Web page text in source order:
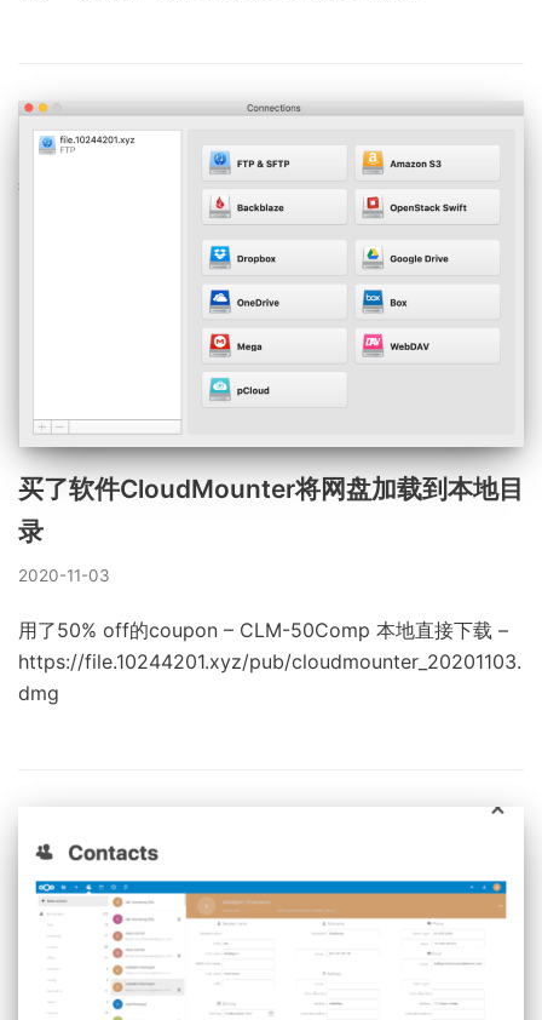
买了软件CloudMounter将网盘加载到本地目
录
2020-11-03
用了50% off的coupon – CLM-50Comp 本地直接下载 –
https://file.10244201.xyz/pub/cloudmounter_20201103.
dmg